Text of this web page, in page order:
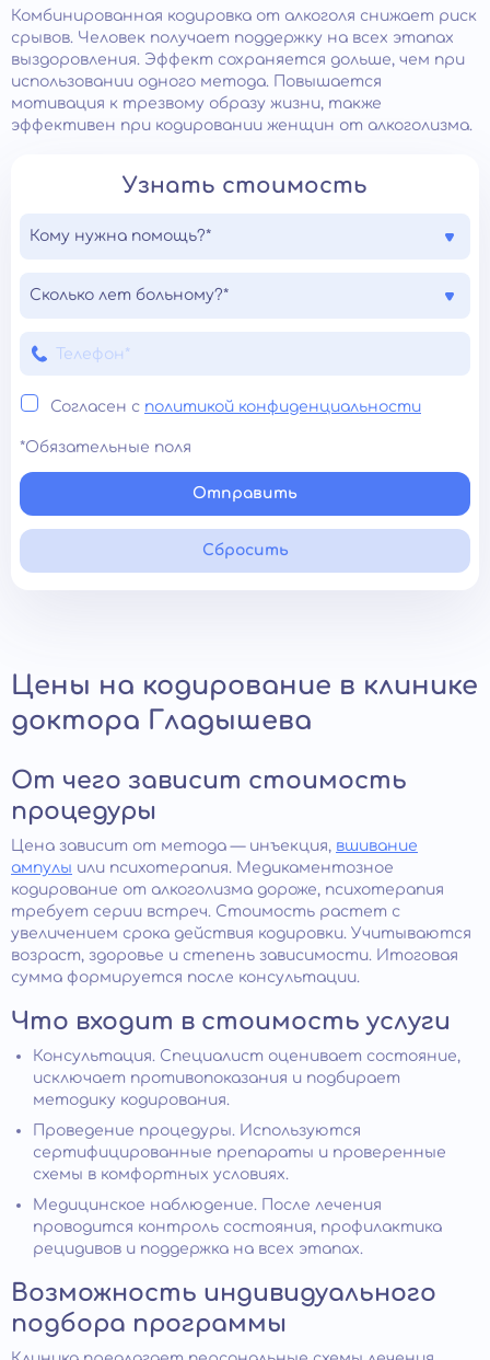
Комбинированная кодировка от алкоголя снижает риск
срывов. Человек получает поддержку на всех этапах
выздоровления. Эффект сохраняется дольше, чем при
использовании одного метода. Повышается
мотивация к трезвому образу жизни, также
эффективен при кодировании женщин от алкоголизма.
Узнать стоимость
Кому нужна помощь?*
Сколько лет больному?*
Согласен с политикой конфиденциальности
*Обязательные поля
Отправить
Сбросить
Цены на кодирование в клинике
доктора Гладышева
От чего зависит стоимость
процедуры
Цена зависит от метода — инъекция, вшивание
ампулы или психотерапия. Медикаментозное
кодирование от алкоголизма дороже, психотерапия
требует серии встреч. Стоимость растет с
увеличением срока действия кодировки. Учитываются
возраст, здоровье и степень зависимости. Итоговая
сумма формируется после консультации.
Что входит в стоимость услуги
Консультация. Специалист оценивает состояние,
исключает противопоказания и подбирает
методику кодирования.
Проведение процедуры. Используются
сертифицированные препараты и проверенные
схемы в комфортных условиях.
Медицинское наблюдение. После лечения
проводится контроль состояния, профилактика
рецидивов и поддержка на всех этапах.
Возможность индивидуального
подбора программы